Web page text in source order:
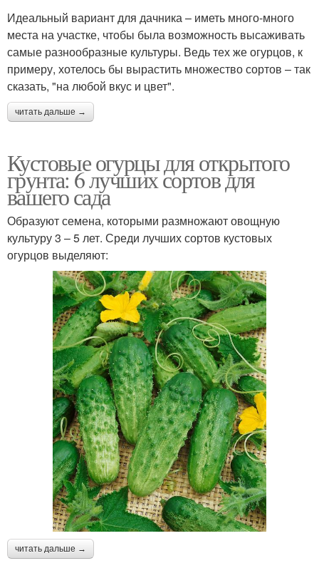
Идеальный вариант для дачника – иметь много-много
места на участке, чтобы была возможность высаживать
самые разнообразные культуры. Ведь тех же огурцов, к
примеру, хотелось бы вырастить множество сортов – так
сказать, "на любой вкус и цвет".
читать дальше →
Кустовые огурцы для открытого
грунта: 6 лучших сортов для
вашего сада
Образуют семена, которыми размножают овощную
культуру 3 – 5 лет. Среди лучших сортов кустовых
огурцов выделяют:
читать дальше →